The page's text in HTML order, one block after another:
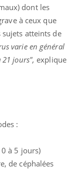
dont les
à ceux que
sujets atteints de
varie en général
jours", explique
:
à 5 jours)
de céphalées